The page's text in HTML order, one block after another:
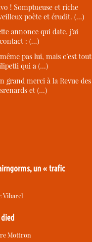
! Somptueuse et riche
poète et érudit. (…)
annonce qui date, j’ai
contact : (…)
pas lui, mais c’est tout
qui a (…)
grand merci à la Revue des
et (…)
un « trafic
Vibarel
Mottron